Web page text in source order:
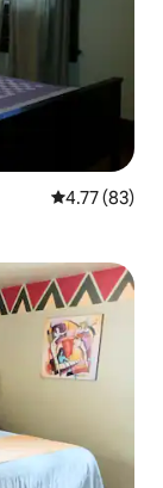
レビュー83
4.77 (83)